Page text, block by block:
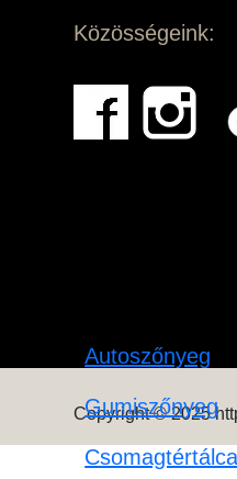
Közösségeink:
Autoszőnyeg
Gumiszőnyeg
Csomagtértálca
Copyright © 2025